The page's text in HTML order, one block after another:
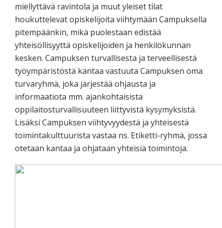
miellyttävä ravintola ja muut yleiset tilat
houkuttelevat opiskelijoita viihtymään Campuksella
pitempäänkin, mikä puolestaan edistää
yhteisöllisyyttä opiskelijoiden ja henkilökunnan
kesken. Campuksen turvallisesta ja terveellisestä
työympäristöstä kantaa vastuuta Campuksen oma
turvaryhmä, joka järjestää ohjausta ja
informaatiota mm. ajankohtaisista
oppilaitosturvallisuuteen liittyvistä kysymyksistä.
Lisäksi Campuksen viihtyvyydestä ja yhteisestä
toimintakulttuurista vastaa ns. Etiketti-ryhmä, jossa
otetaan kantaa ja ohjataan yhteisiä toimintoja.